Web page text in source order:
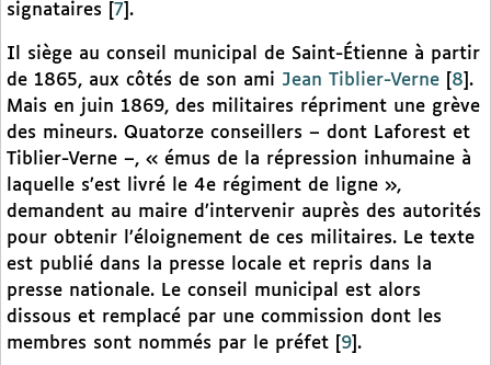
signataires
7 .
Il siège au conseil municipal de Saint-Étienne à partir
de 1865, aux côtés de son ami Jean Tiblier-Verne 8 .
Mais en juin 1869, des militaires répriment une grève
des mineurs. Quatorze conseillers – dont Laforest et
Tiblier-Verne –, « émus de la répression inhumaine à
laquelle s’est livré le 4e régiment de ligne »,
demandent au maire d’intervenir auprès des autorités
pour obtenir l’éloignement de ces militaires. Le texte
est publié dans la presse locale et repris dans la
presse nationale. Le conseil municipal est alors
dissous et remplacé par une commission dont les
membres sont nommés par le préfet
9 .